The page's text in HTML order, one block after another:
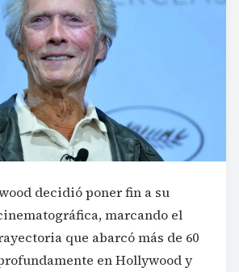
decidió poner fin a su
marcando el
que abarcó más de 60
en Hollywood y